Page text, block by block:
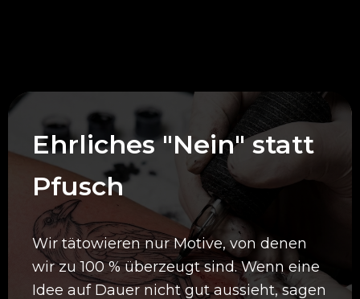
Ehrliches "Nein" statt
Pfusch
Wir tätowieren nur Motive, von denen
wir zu 100 % überzeugt sind. Wenn eine
Idee auf Dauer nicht gut aussieht, sagen